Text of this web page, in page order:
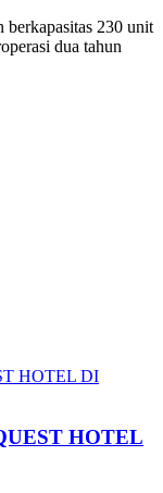
230 unit
dua tahun
HOTEL